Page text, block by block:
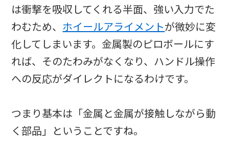
は衝撃を吸収してくれる半面、強い入力でた
わむため、 ホイールアライメントが微妙に変
化してしまいます。金属製のピロボールにす
れば、そのたわみがなくなり、ハンドル操作
への反応がダイレクトになるわけです。
つまり基本は「金属と金属が接触しながら動
く部品」ということですね。